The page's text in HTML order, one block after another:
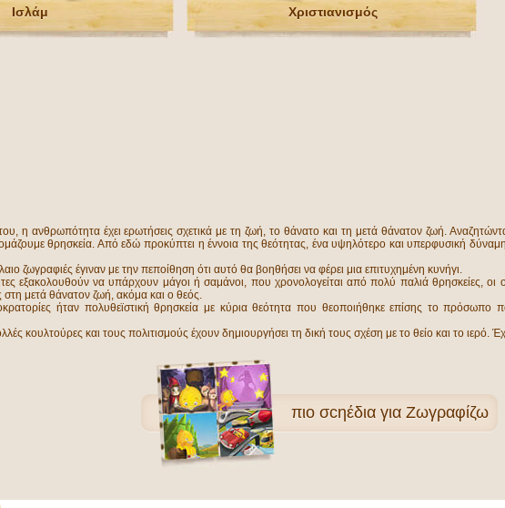
Ισλάμ Χριστιανισμός
η ανθρωπότητα έχει ερωτήσεις σχετικά με τη ζωή, το θάνατο και τη μετά θάνατον ζωή.
θρησκεία. Από εδώ προκύπτει η έννοια της θεότητας, ένα υψηλότερο και υπερφυσική
ζωγραφιές έγιναν με την πεποίθηση ότι αυτό θα βοηθήσει να φέρει μια επιτυχημένη κυνήγι.
εξακολουθούν να υπάρχουν μάγοι ή σαμάνοι, που χρονολογείται από πολύ παλιά θρησκείες, οι
στη μετά θάνατον ζωή, ακόμα και ο θεός.
ήταν πολυθεϊστική θρησκεία με κύρια θεότητα που θεοποιήθηκε επίσης το
κουλτούρες και τους πολιτισμούς έχουν δημιουργήσει τη δική τους σχέση με το θείο και το
πιο σcηέδια για Ζωγραφίζω